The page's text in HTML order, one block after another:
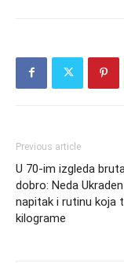
Previous article
U 70-im izgleda
dobro: Neda
napitak i rutinu koja
kilograme